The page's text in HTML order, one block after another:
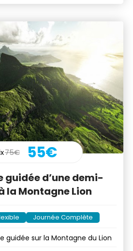
75€ 55€
guidée d’une demi-
la Montagne Lion
Journée Complète
guidée sur la Montagne du Lion